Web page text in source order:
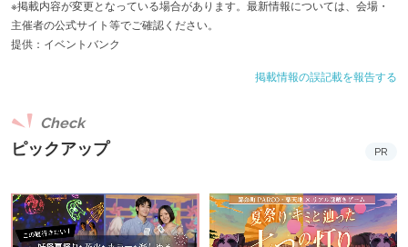
※掲載内容が変更となっている場合があります。最新情報については、会場・
主催者の公式サイト等でご確認ください。
提供：イベントバンク
掲載情報の誤記載を報告する
ピックアップ
Check
PR